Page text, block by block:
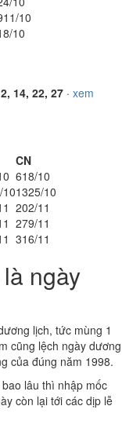
11/10
10
2, 14, 22, 27 · xem
CN
618/10
101325/10
202/11
279/11
316/11
ngày
lịch, tức mùng 1
cũng lệch ngày dương
của đúng năm 1998.
lâu thì nhập mốc
còn lại tới các dịp lễ